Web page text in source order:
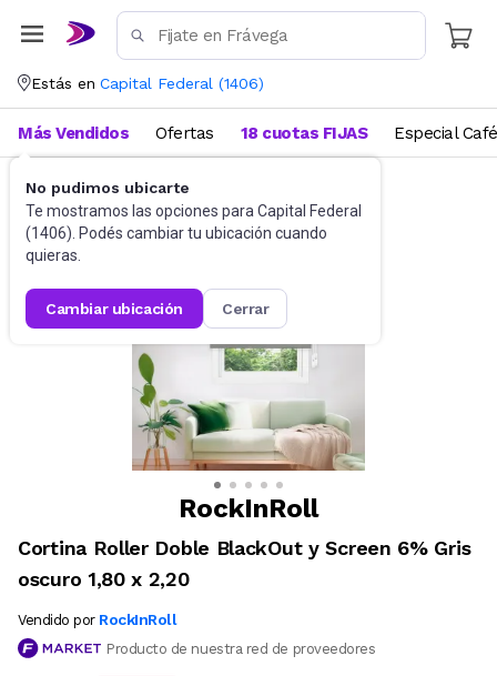
Estás en Capital Federal (1406)
No pudimos ubicarte
Te mostramos las opciones para Capital Federal
(1406). Podés cambiar tu ubicación cuando
quieras.
cambiar ubicación cerrar
Más Vendidos Ofertas 18 cuotas FIJAS Especial Café
Blanquería Cortinas
RockInRoll
Cortina Roller Doble BlackOut y Screen 6% Gris
oscuro 1,80 x 2,20
Vendido por RockInRoll
Producto de nuestra red de proveedores